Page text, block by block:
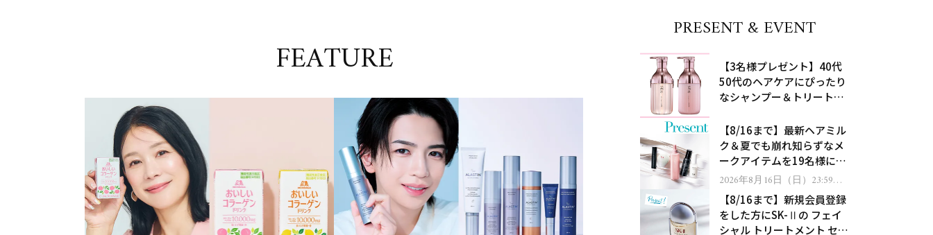
FEATURE
PRESENT & EVENT
【3名様プレゼント】40代
50代のヘアケアにぴったり
なシャンプー＆トリートメ
処！
【8/16まで】最新ヘアミル
ク＆夏でも崩れ知らずなメ
ークアイテムを19名様にプ
レゼント！
2026年8月16日（日）23:59ま
で【8/16まで】新規会員登録
をした方にSK-Ⅱの フェイ
シャル トリートメント セラ